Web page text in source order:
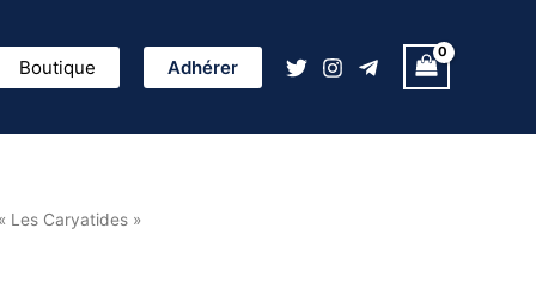
Boutique Adhérer
Les Caryatides »